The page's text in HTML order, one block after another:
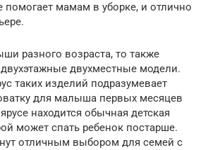
мамам в уборке, и отлично
разного возраста, то также
двухместные модели.
таких изделий подразумевает
для малыша первых месяцев
находится обычная детская
может спать ребенок постарше.
отличным выбором для семей с